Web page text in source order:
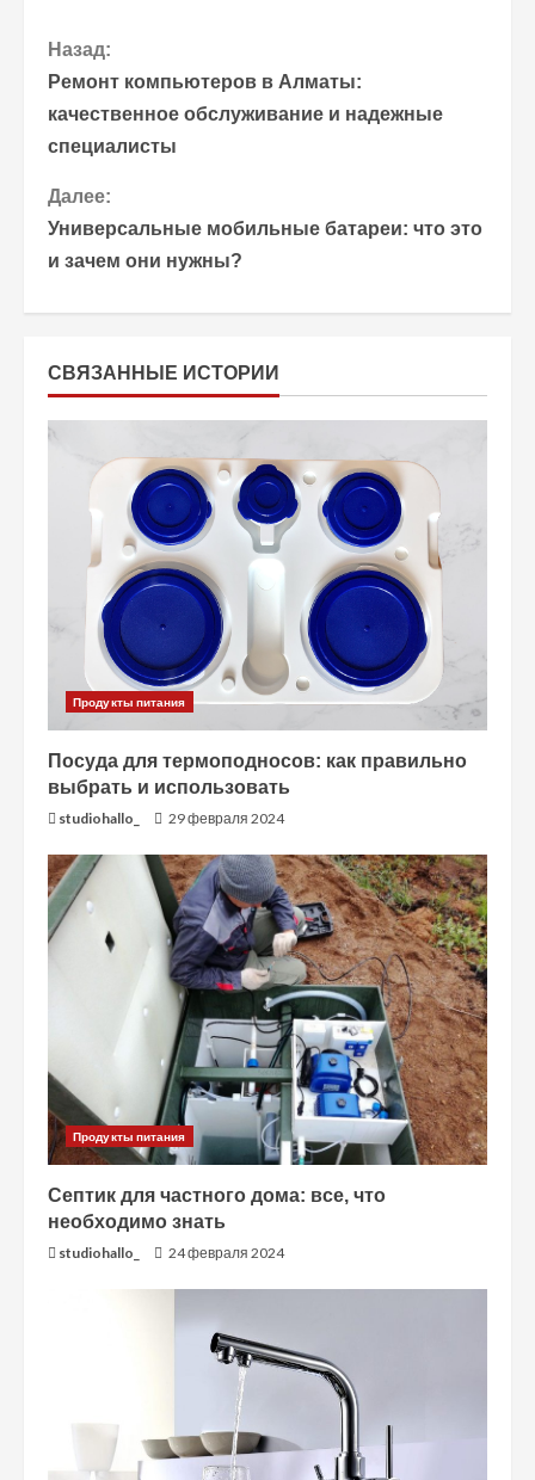
П
р
о
д
о
л
ж
и
н
и
е
Назад:
Ремонт компьютеров в Алматы:
качественное обслуживание и надежные
специалисты
Далее:
Универсальные мобильные батареи: что это
и зачем они нужны?
СВЯЗАННЫЕ ИСТОРИИ
Продукты питания
Посуда для термоподносов: как правильно
выбрать и использовать
studiohallo_ 29 февраля 2024
Продукты питания
Септик для частного дома: все, что
необходимо знать
studiohallo_ 24 февраля 2024